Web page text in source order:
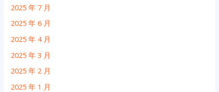
2025 年 7 月
2025 年 6 月
2025 年 4 月
2025 年 3 月
2025 年 2 月
2025 年 1 月